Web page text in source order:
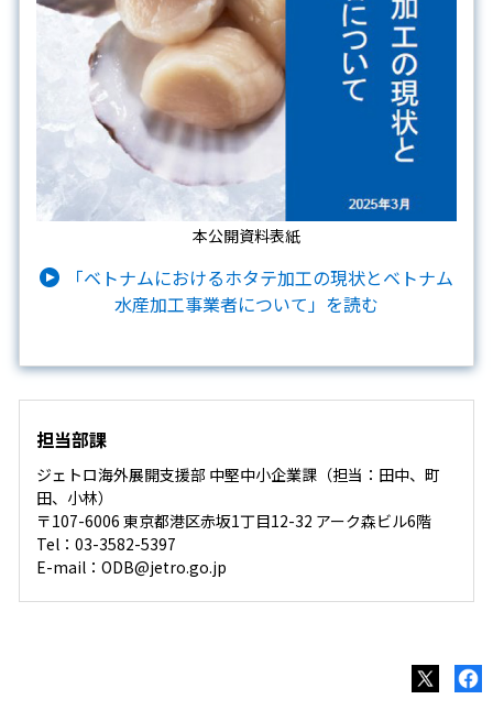
本公開資料表紙
「ベトナムにおけるホタテ加工の現状とベトナム
水産加工事業者について」を読む
担当部課
ジェトロ海外展開支援部 中堅中小企業課（担当：田中、町
田、小林）
〒107-6006 東京都港区赤坂1丁目12-32 アーク森ビル6階
Tel：03-3582-5397
E-mail：ODB@jetro.go.jp